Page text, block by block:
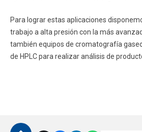
Para lograr estas aplicaciones
trabajo a alta presión con la más
también equipos de cromatografía
de HPLC para realizar análisis de